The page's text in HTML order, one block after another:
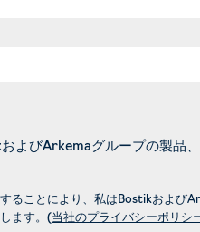
よびArkemaグループの製品
ることにより、私はBostikおよび
ます。 (当社のプライバシーポリシ